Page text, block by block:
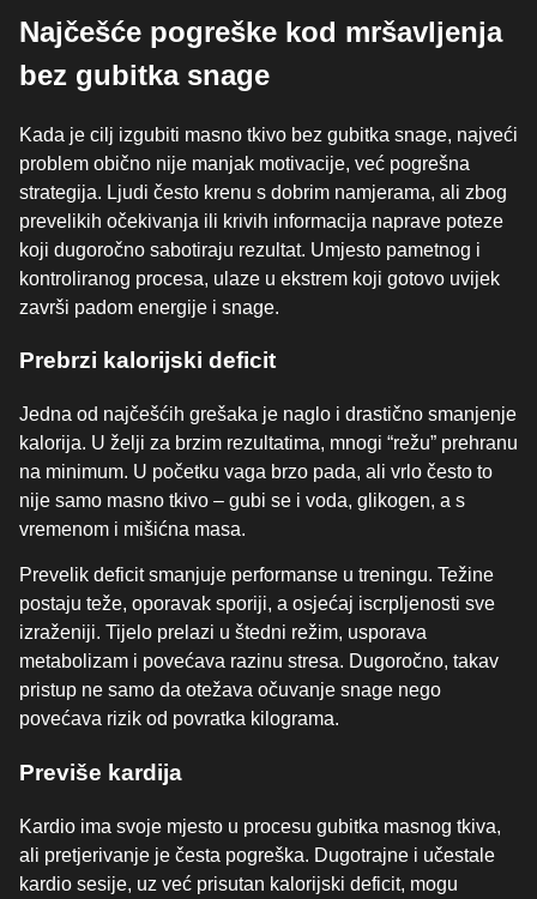
Najčešće pogreške kod mršavljenja
bez gubitka snage
Kada je cilj izgubiti masno tkivo bez gubitka snage, najveći
problem obično nije manjak motivacije, već pogrešna
strategija. Ljudi često krenu s dobrim namjerama, ali zbog
prevelikih očekivanja ili krivih informacija naprave poteze
koji dugoročno sabotiraju rezultat. Umjesto pametnog i
kontroliranog procesa, ulaze u ekstrem koji gotovo uvijek
završi padom energije i snage.
Prebrzi kalorijski deficit
Jedna od najčešćih grešaka je naglo i drastično smanjenje
kalorija. U želji za brzim rezultatima, mnogi “režu” prehranu
na minimum. U početku vaga brzo pada, ali vrlo često to
nije samo masno tkivo – gubi se i voda, glikogen, a s
vremenom i mišićna masa.
Prevelik deficit smanjuje performanse u treningu. Težine
postaju teže, oporavak sporiji, a osjećaj iscrpljenosti sve
izraženiji. Tijelo prelazi u štedni režim, usporava
metabolizam i povećava razinu stresa. Dugoročno, takav
pristup ne samo da otežava očuvanje snage nego
povećava rizik od povratka kilograma.
Previše kardija
Kardio ima svoje mjesto u procesu gubitka masnog tkiva,
ali pretjerivanje je česta pogreška. Dugotrajne i učestale
kardio sesije, uz već prisutan kalorijski deficit, mogu